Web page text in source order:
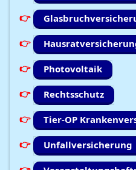
Photovoltaik
Rechtsschutz
Tier-OP
Unfallversicherung